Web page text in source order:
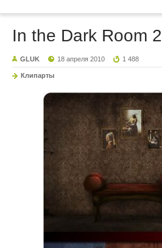
In the Dark Room 2
GLUK 18 апреля 2010 1 488
Клипарты